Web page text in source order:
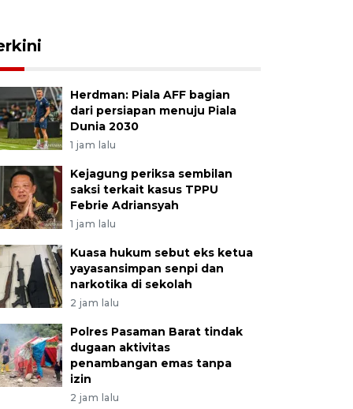
Herdman: Piala AFF bagian
dari persiapan menuju Piala
Dunia 2030
1 jam lalu
Kejagung periksa sembilan
saksi terkait kasus TPPU
Febrie Adriansyah
1 jam lalu
Kuasa hukum sebut eks ketua
yayasansimpan senpi dan
narkotika di sekolah
2 jam lalu
Polres Pasaman Barat tindak
dugaan aktivitas
penambangan emas tanpa
izin
2 jam lalu